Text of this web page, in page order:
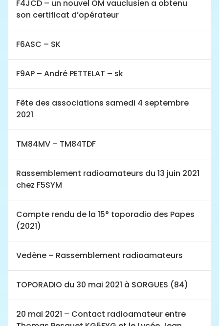
F4JCD – un nouvel OM vauclusien a obtenu
son certificat d’opérateur
F6ASC – SK
F9AP – André PETTELAT – sk
Fête des associations samedi 4 septembre
2021
TM84MV – TM84TDF
Rassemblement radioamateurs du 13 juin 2021
chez F5SYM
Compte rendu de la 15° toporadio des Papes
(2021)
Vedène – Rassemblement radioamateurs
TOPORADIO du 30 mai 2021 à SORGUES (84)
20 mai 2021 – Contact radioamateur entre